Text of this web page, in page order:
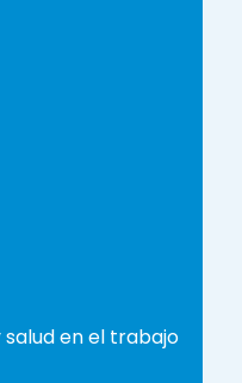
salud en el trabajo